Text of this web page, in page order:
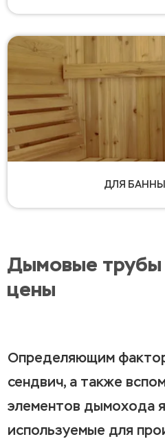
ДЛЯ
Дымовые трубы
цены
Определяющим
сендвич, а также
элементов дымохода
используемые для